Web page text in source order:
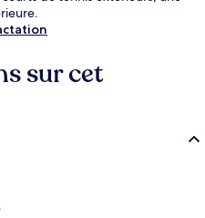
sur cet